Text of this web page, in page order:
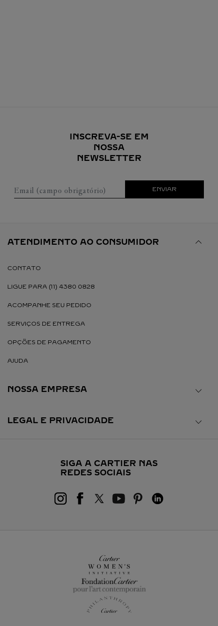
INSCREVA-SE EM
NOSSA
NEWSLETTER
Email (campo obrigatório) ENVIAR
ATENDIMENTO AO CONSUMIDOR
CONTATO
LIGUE PARA (11) 4380 0828
ACOMPANHE SEU PEDIDO
SERVIÇOS DE ENTREGA
OPÇÕES DE PAGAMENTO
AJUDA
NOSSA EMPRESA
LEGAL E PRIVACIDADE
SIGA A CARTIER NAS
REDES SOCIAIS